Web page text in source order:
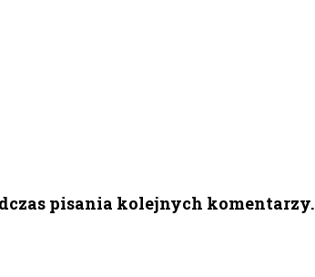
pisania kolejnych komentarzy.